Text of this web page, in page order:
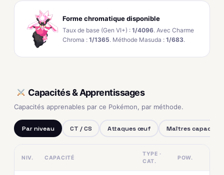
Forme chromatique disponible
Taux de base (Gen VI+) : 1/4096. Avec Charme
Chroma : 1/1365. Méthode Masuda : 1/683.
Capacités & Apprentissages
Capacités apprenables par ce Pokémon, par méthode.
Par niveau CT / CS Attaques œuf Maîtres capacités
NIV. CAPACITÉ
TYPE ·
CAT.
POW.